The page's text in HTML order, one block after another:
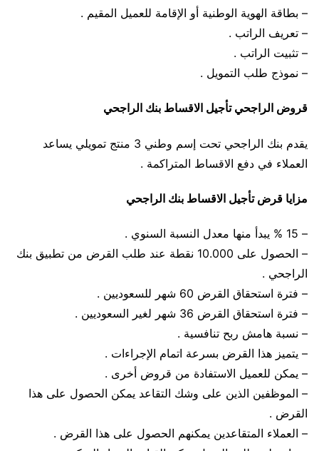
– بطاقة الهوية الوطنية أو الإقامة للعميل المقيم .
– تعريف الراتب .
– تثبيت الراتب .
– نموذج طلب التمويل .
قروض الراجحي تأجيل الاقساط بنك الراجحي
يقدم بنك الراجحي تحت إسم وطني 3 منتج تمويلي يساعد
العملاء في دفع الاقساط المتراكمة .
مزايا قرض تأجيل الاقساط بنك الراجحي
– 15 % يبدأ منها معدل النسبة السنوي .
– الحصول على 10.000 نقطة عند طلب القرض من تطبيق بنك
الراجحي .
– فترة استحقاق القرض 60 شهر للسعوديين .
– فترة استحقاق القرض 36 شهر لغير السعوديين .
– نسبة هامش ربح تنافسية .
– يتميز هذا القرض بسرعة اتمام الإجراءات .
– يمكن للعميل الاستفادة من قروض أخرى .
– الموظفين الذين على وشك التقاعد يمكن الحصول على هذا
القرض .
– العملاء المتقاعدين يمكنهم الحصول على هذا القرض .